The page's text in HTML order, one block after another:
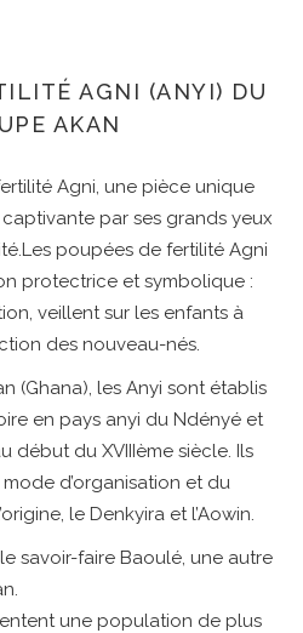
AGNI (ANYI) DU
AKAN
Agni, une pièce unique
captivante par ses grands yeux
poupées de fertilité Agni
protectrice et symbolique :
veillent sur les enfants à
des nouveau-nés.
(Ghana), les Anyi sont établis
en pays anyi du Ndényé et
début du XVIIIème siècle. Ils
d’organisation et du
le Denkyira et l’Aowin.
savoir-faire Baoulé, une autre
une population de plus